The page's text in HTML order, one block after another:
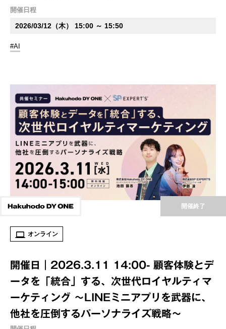
開催日程
2026/03/12（木） 15:00 ～ 15:50
#AI
開催終了
オンライン
開催日｜2026.3.11 14:00- 顧客体験とデ
ータを「統合」する、次世代ロイヤルティマ
ーケティング ～LINEミニアプリを武器に、
他社を圧倒するパーソナライズ戦略～